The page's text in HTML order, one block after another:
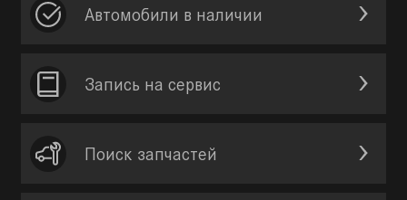
Автомобили в наличии
Запись на сервис
Поиск запчастей